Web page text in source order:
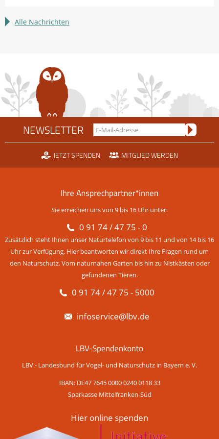
LBV
Alle Nachrichten
NEWSLETTER
JETZT SPENDEN MITGLIED WERDEN
Ihre Ansprechpartner*innen
Sie erreichen uns von 9 bis 16 Uhr unter:
0 91 74 / 47 75 - 0
Zusätzlich steht Ihnen unser Naturtelefon von 9 bis 11 und von 14 bis 16
Uhr zur Verfügung. Hier beantworten wir direkt Ihre Fragen rund um
den Naturschutz. Vom naturnahen Garten bis hin zu Nistkästen oder
gefundenen Tieren.
0 91 74 / 47 75 - 5000
infoservice@lbv.de
LBV-Spendenkonto
LBV - Landesbund für Vogel- und Naturschutz in Bayern e. V.
IBAN: DE47 7645 0000 0240 0118 33
Sparkasse Mittelfranken-Süd
Hier online spenden